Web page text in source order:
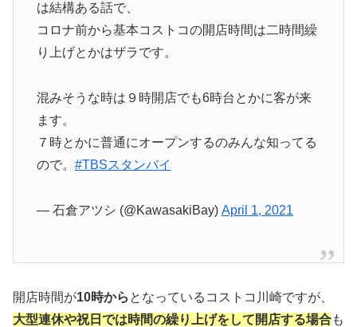
は結構ある話で、
コロナ前から基本コストコの開店時間は二時間繰
り上げとかはザラです。
混みそうな時は９時開店でも6時台とかに客が来
ます。
７時とかに普通にオープンするのみんな知ってる
ので。 #TBSスタンバイ
— 石倉アツシ (@KawasakiBay) April 1, 2021
開店時間が10時から となっているコストコ川崎ですが、
大型連休や祝日では時間の繰り上げをして開店する場合も